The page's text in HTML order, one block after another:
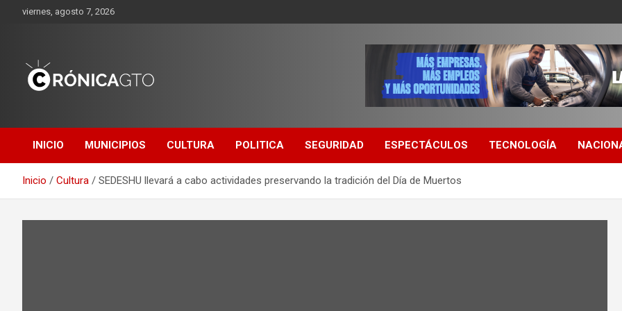
viernes, agosto 7, 2026
GUANAJUATO
INICIO MUNICIPIOS CULTURA POLITICA SEGURIDAD ESPECTÁCULOS TECNOLOGÍA
Inicio Cultura SEDESHU llevará a cabo actividades preservando la tradición del Día de Muertos